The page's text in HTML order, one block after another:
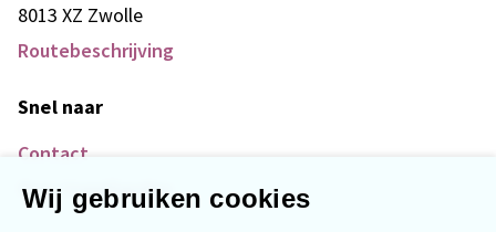
Wij gebruiken cookies
8013 XZ Zwolle
Routebeschrijving
Snel naar
Contact
Over Vogellanden